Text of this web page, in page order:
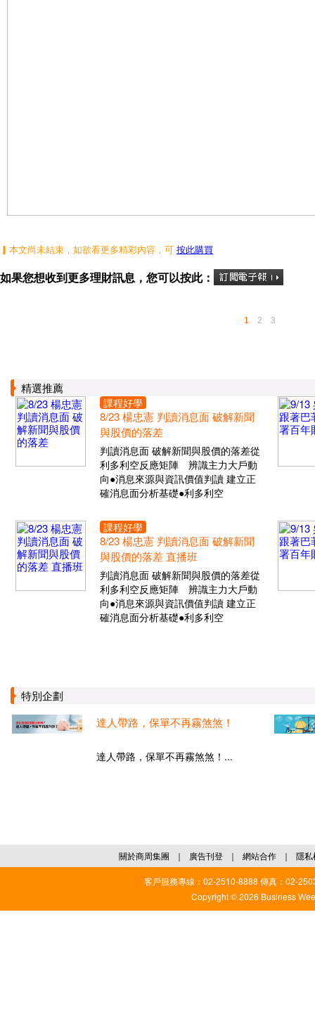
▎本文尚未結束，如欲看更多精彩內容，可 按此購買
如果您想收到更多理財訊息，您可以按此：
1 2 3
精選推薦
課程好學
8/23 楊忠憲 判讀消息面 破解新聞
與股價的落差
判讀消息面 破解新聞與股價的落差從
利多利空反應矩陣 辨識主力大戶動
向●消息來源與資訊價值判讀 建立正
確消息面分析基礎●利多利空
課程好學
8/23 楊忠憲 判讀消息面 破解新聞
與股價的落差 直播班
判讀消息面 破解新聞與股價的落差從
利多利空反應矩陣 辨識主力大戶動
向●消息來源與資訊價值判讀 建立正
確消息面分析基礎●利多利空
特別企劃
達人帶路，保單不再霧煞煞！
達人帶路，保單不再霧煞煞！...
關於商周集團 ｜ 廣告刊登 ｜ 網站合作 ｜ 隱私
客戶服務專線：02-2510-8888 傳真：02-
Copyright © 2026 Business